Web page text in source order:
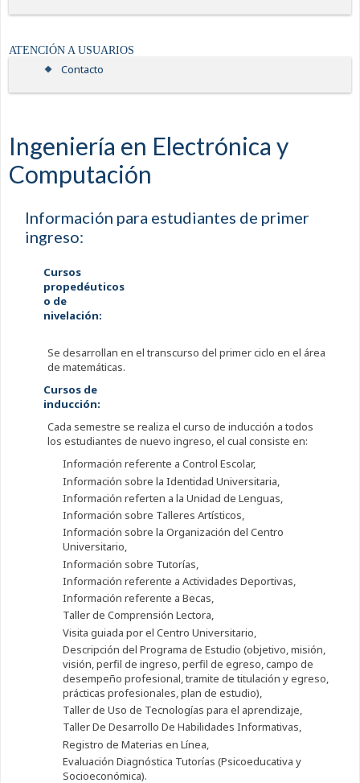
ATENCIÓN A USUARIOS
Contacto
Ingeniería en Electrónica y
Computación
Información para estudiantes de primer
ingreso:
Cursos
propedéuticos
o de
nivelación:
Se desarrollan en el transcurso del primer ciclo en el área
de matemáticas.
Cursos de
inducción:
Cada semestre se realiza el curso de inducción a todos
los estudiantes de nuevo ingreso, el cual consiste en:
Información referente a Control Escolar,
Información sobre la Identidad Universitaria,
Información referten a la Unidad de Lenguas,
Información sobre Talleres Artísticos,
Información sobre la Organización del Centro
Universitario,
Información sobre Tutorías,
Información referente a Actividades Deportivas,
Información referente a Becas,
Taller de Comprensión Lectora,
Visita guiada por el Centro Universitario,
Descripción del Programa de Estudio (objetivo, misión,
visión, perfil de ingreso, perfil de egreso, campo de
desempeño profesional, tramite de titulación y egreso,
prácticas profesionales, plan de estudio),
Taller de Uso de Tecnologías para el aprendizaje,
Taller De Desarrollo De Habilidades Informativas,
Registro de Materias en Línea,
Evaluación Diagnóstica Tutorías (Psicoeducativa y
Socioeconómica).